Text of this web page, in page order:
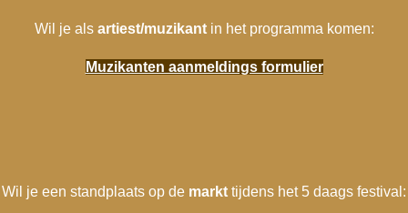
Wil je als artiest/muzikantin het programma komen:
Muzikanten aanmeldings formulier
Wil je een standplaats op de markt tijdens het 5 daags festival: